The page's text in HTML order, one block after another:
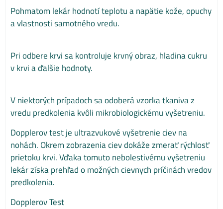
Pohmatom lekár hodnotí teplotu a napätie kože, opuchy
a vlastnosti samotného vredu.
Pri odbere krvi sa kontroluje krvný obraz, hladina cukru
v krvi a ďalšie hodnoty.
V niektorých prípadoch sa odoberá vzorka tkaniva z
vredu predkolenia kvôli mikrobiologickému vyšetreniu.
Dopplerov test je ultrazvukové vyšetrenie ciev na
nohách. Okrem zobrazenia ciev dokáže zmerať rýchlosť
prietoku krvi. Vďaka tomuto nebolestivému vyšetreniu
lekár získa prehľad o možných cievnych príčinách vredov
predkolenia.
Dopplerov Test